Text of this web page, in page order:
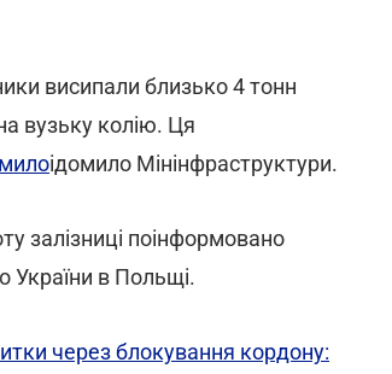
висипали близько 4 тонн
вузьку колію. Ця
ідомило Мінінфраструктури.
залізниці поінформовано
України в Польщі.
через блокування кордону: